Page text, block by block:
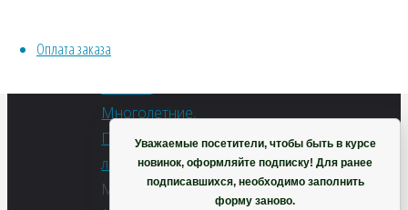
Оплата заказа
уличные
Многолетние,
Пряные/
лечебные
Метки:
Уважаемые посетители, чтобы быть в курсе
новинок, оформляйте подписку! Для ранее
подписавшихся, необходимо заполнить
форму заново.